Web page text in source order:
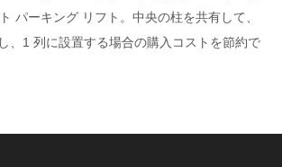
パーキング リフト。中央の柱を共有して、
、1 列に設置する場合の購入コストを節約で